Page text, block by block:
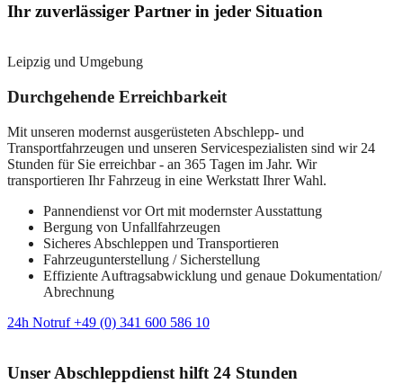
Ihr zuverlässiger Partner in jeder Situation
Leipzig und Umgebung
Durchgehende Erreichbarkeit
Mit unseren modernst ausgerüsteten Abschlepp- und
Transportfahrzeugen und unseren Servicespezialisten sind wir 24
Stunden für Sie erreichbar - an 365 Tagen im Jahr. Wir
transportieren Ihr Fahrzeug in eine Werkstatt Ihrer Wahl.
Pannendienst vor Ort mit modernster Ausstattung
Bergung von Unfallfahrzeugen
Sicheres Abschleppen und Transportieren
Fahrzeugunterstellung / Sicherstellung
Effiziente Auftragsabwicklung und genaue Dokumentation/
Abrechnung
24h Notruf +49 (0) 341 600 586 10
Unser Abschleppdienst hilft 24 Stunden